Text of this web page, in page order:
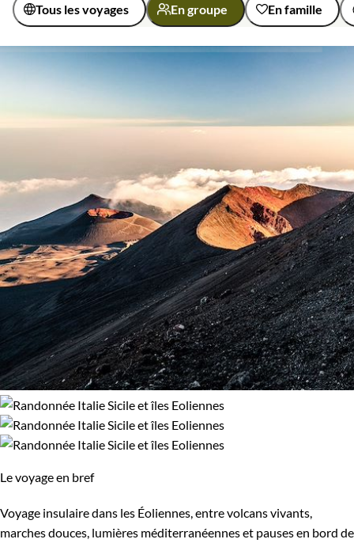
Voyages en groupeSicile et îles Eoliennes
Tous les voyages En groupe En famille
Activité
Les 10/13 ans Les 14/16 ans
Confort
Refuge, gîte, dortoir Standard
Itinérance
Itinérant Semi-itinérant
Le voyage en bref
Voyage insulaire dans les Éoliennes, entre volcans vivants,
marches douces, lumières méditerranéennes et pauses en bord de